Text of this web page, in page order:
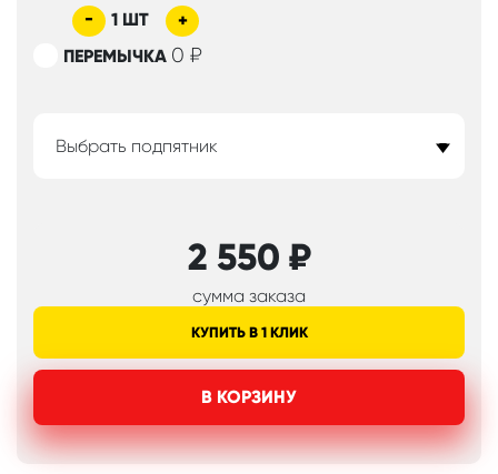
- 1 ШТ
+
ПЕРЕМЫЧКА 0 ₽
Выбрать подпятник
2 550 ₽
сумма заказа
КУПИТЬ В 1 КЛИК
В КОРЗИНУ